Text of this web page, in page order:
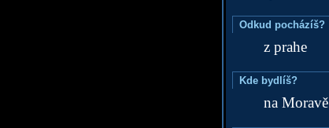
Odkud pocházíš?
z prahe
Kde bydlíš?
na Moravě